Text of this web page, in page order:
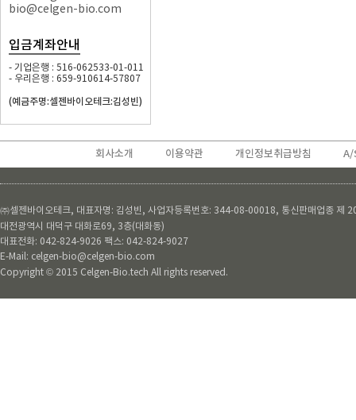
bio@celgen-bio.com
입금계좌안내
- 기업은행 : 516-062533-01-011
- 우리은행 : 659-910614-57807
(예금주명:셀젠바이오테크:김성빈)
회사소개 이용약관 개인정보취급방침 A/
㈜셀젠바이오테크, 대표자명: 김성빈, 사업자등록번호: 344-08-00018, 통신판매업종 제
대전광역시 대덕구 대화로69, 3층(대화동)
대표전화: 042-824-9026 팩스: 042-824-9027
E-Mail: celgen-bio@celgen-bio.com
Copyright © 2015 Celgen-Bio.tech All rights reserved.